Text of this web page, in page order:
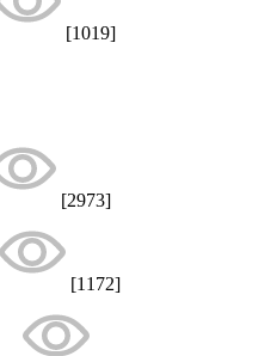
[1019]
[2973]
[1172]